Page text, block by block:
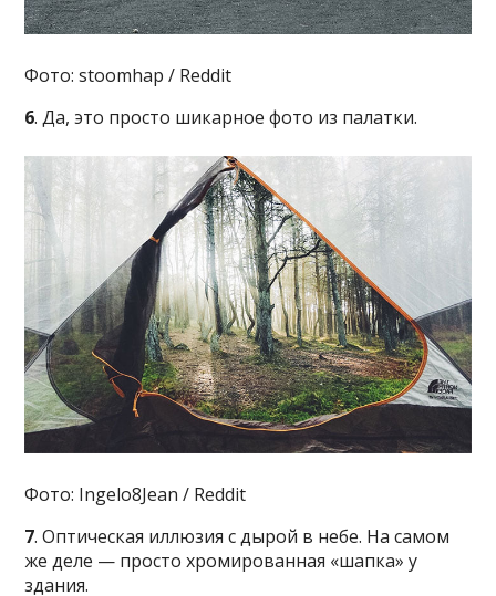
Фото: stoomhap / Reddit
6. Да, это просто шикарное фото из палатки.
Фото: Ingelo8Jean / Reddit
7. Оптическая иллюзия с дырой в небе. На самом
же деле — просто хромированная «шапка» у
здания.